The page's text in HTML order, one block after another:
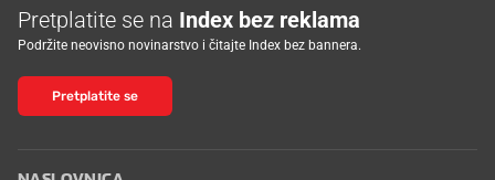
Pretplatite se na Index bez reklama
Podržite neovisno novinarstvo i čitajte Index bez bannera.
Pretplatite se